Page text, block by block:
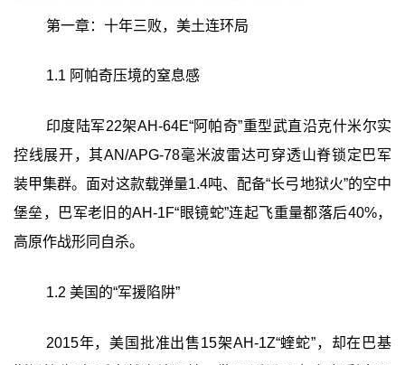
第一章：十年三败，美土连环局
1.1 阿帕奇压境的窒息感
印度陆军22架AH-64E“阿帕奇”重型武直沿克什米尔实
控线展开，其AN/APG-78毫米波雷达可穿透山脊锁定巴军
装甲集群。面对这款载弹量1.4吨、配备“长弓地狱火”的空中
堡垒，巴军老旧的AH-1F“眼镜蛇”连起飞重量都落后40%，
高原作战形同自杀。
1.2 美国的“军援陷阱”
2015年，美国批准出售15架AH-1Z“蝰蛇”，却在巴基